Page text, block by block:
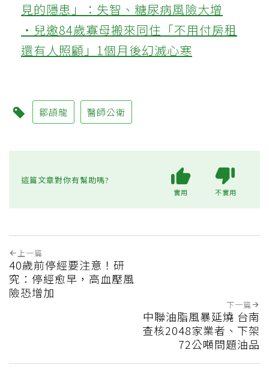
見的隱患」：失智、糖尿病風險大增
‧兒邀84歲寡母搬來同住「不用付房租
還有人照顧」1個月後幻滅心寒
鄒頡龍 醫師公衛
這篇文章對你有幫助嗎?
實用 不實用
上一篇
40歲前停經要注意！研
究：停經愈早，高血壓風
險恐增加
下一篇
中聯油脂風暴延燒 台南
查核2048家業者、下架
72公噸問題油品